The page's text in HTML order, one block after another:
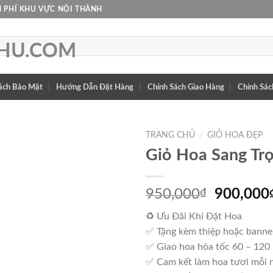
KHU VỰC NỘI THÀNH
Bảo Mật Hướng Dẫn Đặt Hàng Chính Sách Giao Hàng Chính
TRANG CHỦ / GIỎ HOA ĐẸP
Giỏ Hoa Sang
950,000₫
Giá
là:
900,000
♻ Ưu Đãi Khi Đặt Hoa
✅ Tặng kèm thiệp hoặc
✅ Giao hoa hỏa tốc 60 –
✅ Cam kết làm hoa tươi mỗi